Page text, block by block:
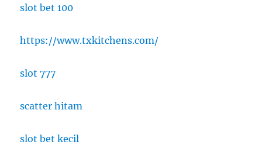
slot bet 100
https://www.txkitchens.com/
slot 777
scatter hitam
slot bet kecil